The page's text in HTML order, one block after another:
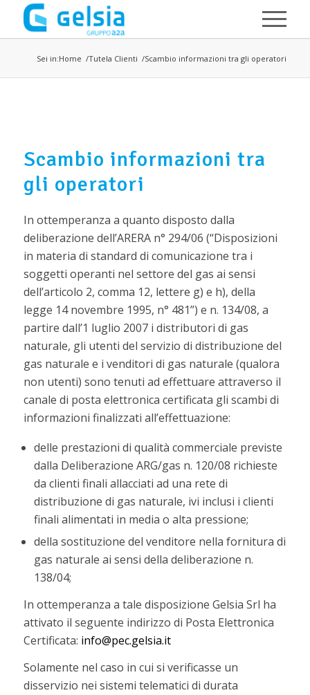
Salta al contenuto principale
Sei in:Home Tutela Clienti Scambio informazioni tra gli operatori
Scambio informazioni tra
gli operatori
In ottemperanza a quanto disposto dalla
deliberazione dell’ARERA n° 294/06 (“Disposizioni
in materia di standard di comunicazione tra i
soggetti operanti nel settore del gas ai sensi
dell’articolo 2, comma 12, lettere g) e h), della
legge 14 novembre 1995, n° 481”) e n. 134/08, a
partire dall’1 luglio 2007 i distributori di gas
naturale, gli utenti del servizio di distribuzione del
gas naturale e i venditori di gas naturale (qualora
non utenti) sono tenuti ad effettuare attraverso il
canale di posta elettronica certificata gli scambi di
informazioni finalizzati all’effettuazione:
delle prestazioni di qualità commerciale previste
dalla Deliberazione ARG/gas n. 120/08 richieste
da clienti finali allacciati ad una rete di
distribuzione di gas naturale, ivi inclusi i clienti
finali alimentati in media o alta pressione;
della sostituzione del venditore nella fornitura di
gas naturale ai sensi della deliberazione n.
138/04;
In ottemperanza a tale disposizione Gelsia Srl ha
attivato il seguente indirizzo di Posta Elettronica
Certificata: info@pec.gelsia.it
Solamente nel caso in cui si verificasse un
disservizio nei sistemi telematici di durata